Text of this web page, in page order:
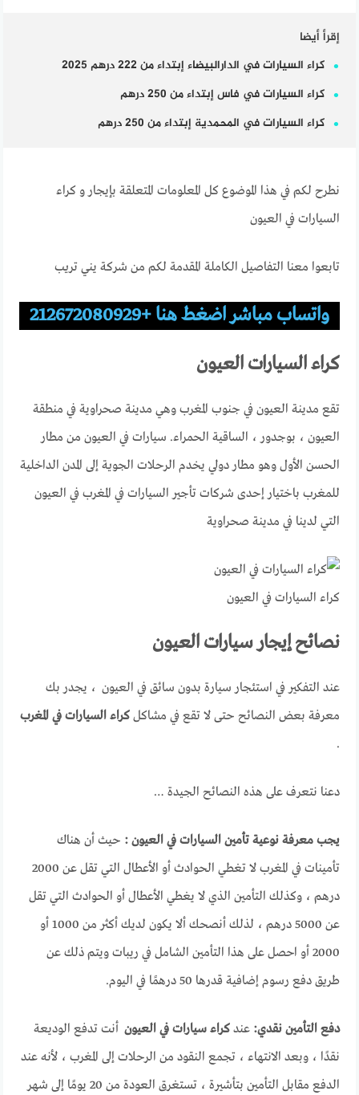
إقرأ أيضا
كراء السيارات في الدارالبيضاء إبتداء من 222 درهم 2025
كراء السيارات في فاس إبتداء من 250 درهم
كراء السيارات في المحمدية إبتداء من 250 درهم
نطرح لكم في هذا الموضوع كل المعلومات المتعلقة بإيجار و كراء
السيارات في العيون
تابعوا معنا التفاصيل الكاملة المقدمة لكم من شركة يني تريب
واتساب مباشر اضغط هنا +212672080929
كراء السيارات العيون
تقع مدينة العيون في جنوب المغرب وهي مدينة صحراوية في منطقة
العيون ، بوجدور ، الساقية الحمراء. سيارات في العيون من مطار
الحسن الأول وهو مطار دولي يخدم الرحلات الجوية إلى المدن الداخلية
للمغرب باختيار إحدى شركات تأجير السيارات في المغرب في العيون
التي لدينا في مدينة صحراوية
كراء السيارات في العيون
نصائح إيجار سيارات العيون
عند التفكير في استئجار سيارة بدون سائق في العيون ، يجدر بك
معرفة بعض النصائح حتى لا تقع في مشاكل كراء السيارات في المغرب
.
دعنا نتعرف على هذه النصائح الجيدة …
يجب معرفة نوعية تأمين السيارات في العيون : حيث أن هناك
تأمينات في المغرب لا تغطي الحوادث أو الأعطال التي تقل عن 2000
درهم ، وكذلك التأمين الذي لا يغطي الأعطال أو الحوادث التي تقل
عن 5000 درهم ، لذلك أنصحك ألا يكون لديك أكثر من 1000 أو
2000 أو احصل على هذا التأمين الشامل في ريبات ويتم ذلك عن
طريق دفع رسوم إضافية قدرها 50 درهمًا في اليوم.
دفع التأمين نقدي: عندكراء سيارات في العيون أنت تدفع الوديعة
نقدًا ، وبعد الانتهاء ، تجمع النقود من الرحلات إلى المغرب ، لأنه عند
الدفع مقابل التأمين بتأشيرة ، تستغرق العودة من 20 يومًا إلى شهر